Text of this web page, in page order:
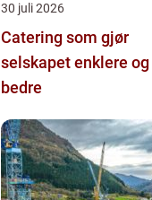
30 juli 2026
Catering som gjør
selskapet enklere og
bedre